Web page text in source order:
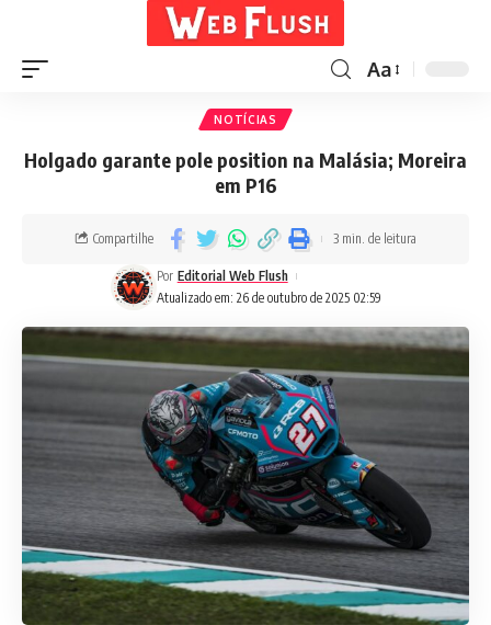
Aa
NOTÍCIAS
Holgado garante pole position na Malásia; Moreira
em P16
Atualizado em: 26 de outubro de 2025 02:59
Por Editorial Web Flush
Compartilhe 3 min. de leitura